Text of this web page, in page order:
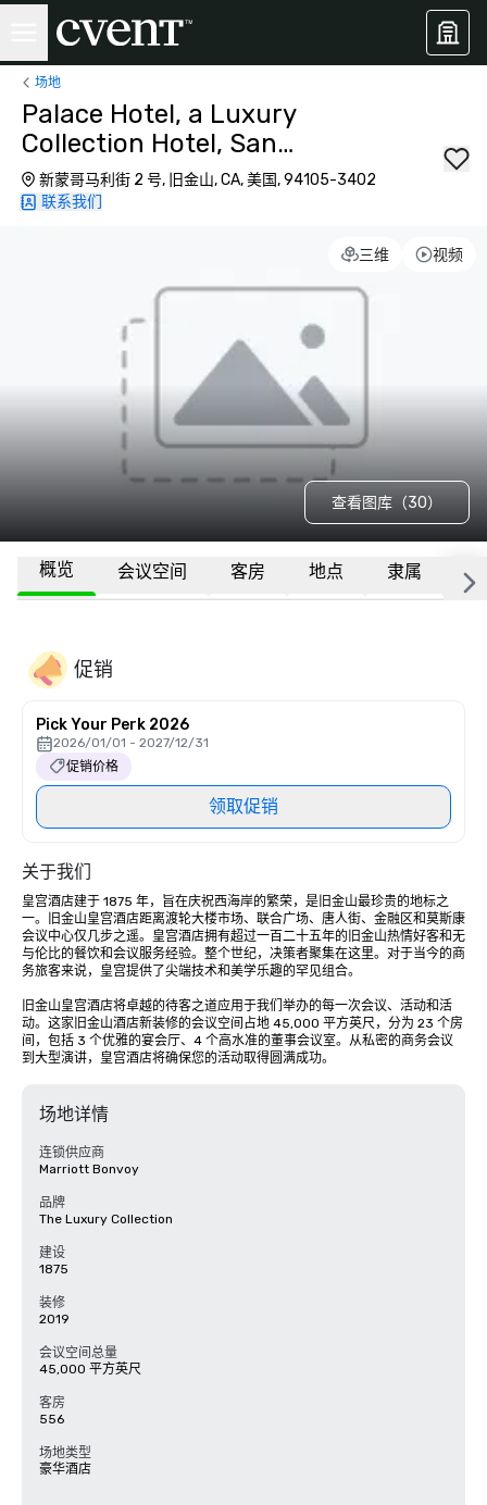
场地
Palace Hotel, a Luxury
Collection Hotel, San
Francisco
新蒙哥马利街 2 号, 旧金山, CA, 美国, 94105-3402
联系我们
三维 视频
查看图库（30）
概览 会议空间 客房 地点 隶属 更
促销
Pick Your Perk 2026
2026/01/01 - 2027/12/31
促销价格
领取促销
关于我们
皇宫酒店建于 1875 年，旨在庆祝西海岸的繁荣，是旧金山最珍贵的地标之
一。旧金山皇宫酒店距离渡轮大楼市场、联合广场、唐人街、金融区和莫斯康
会议中心仅几步之遥。皇宫酒店拥有超过一百二十五年的旧金山热情好客和无
与伦比的餐饮和会议服务经验。整个世纪，决策者聚集在这里。对于当今的商
务旅客来说，皇宫提供了尖端技术和美学乐趣的罕见组合。
旧金山皇宫酒店将卓越的待客之道应用于我们举办的每一次会议、活动和活
动。这家旧金山酒店新装修的会议空间占地 45,000 平方英尺，分为 23 个房
间，包括 3 个优雅的宴会厅、4 个高水准的董事会议室。从私密的商务会议
到大型演讲，皇宫酒店将确保您的活动取得圆满成功。
场地详情
连锁供应商
Marriott Bonvoy
品牌
The Luxury Collection
建设
1875
装修
2019
会议空间总量
45,000 平方英尺
客房
556
场地类型
豪华酒店